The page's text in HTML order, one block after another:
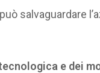
salvaguardare
e dei